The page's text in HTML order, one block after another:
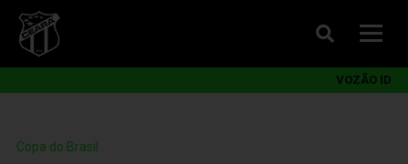
VOZÃO ID
Copa do Brasil